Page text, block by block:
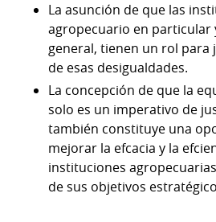
La asunción de que las
agropecuario en particular
general, tienen un rol para
de esas desigualdades.
La concepción de que la
solo es un imperativo de
también constituye una
mejorar la efcacia y la
instituciones
de sus objetivos